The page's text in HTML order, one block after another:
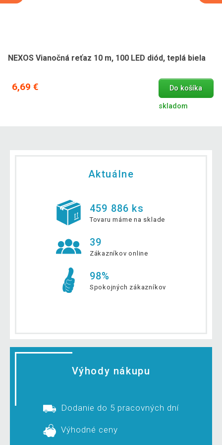
NEXOS Vianočná reťaz 10 m, 100 LED diód, teplá biela
6,69 € Do košíka
skladom
Aktuálne
459 886 ks
Tovaru máme na sklade
39
Zákazníkov online
98%
Spokojných zákazníkov
Výhody nákupu
Dodanie do 5 pracovných dní
Výhodné ceny